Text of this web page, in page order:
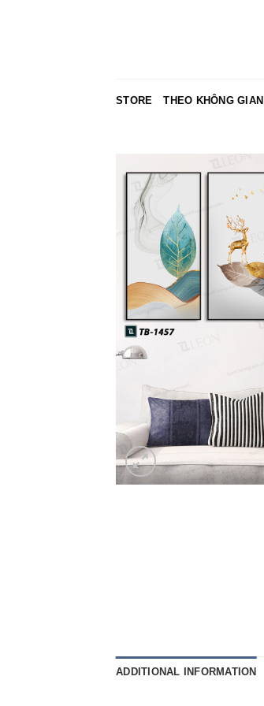
STORE THEO KHÔNG GIAN
ADDITIONAL INFORMATION